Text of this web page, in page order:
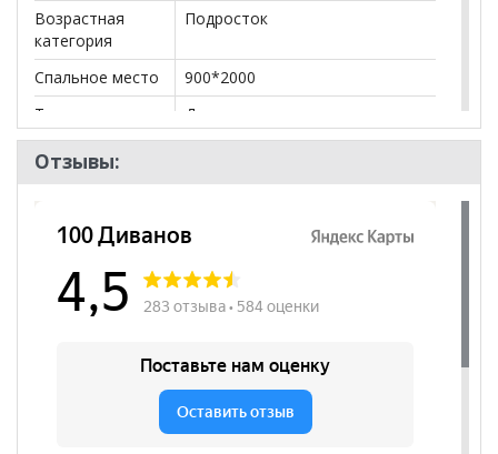
Возрастная
категория
Подросток
Спальное место
900*2000
Тип кровати
Двухъярусная кровать
Бренд
Стиль
Современный
Комната
Отзывы: